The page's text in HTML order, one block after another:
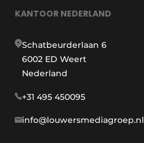
KANTOOR NEDERLAND
Schatbeurderlaan 6
6002 ED Weert
Nederland
+31 495 450095
info@louwersmediagroep.nl